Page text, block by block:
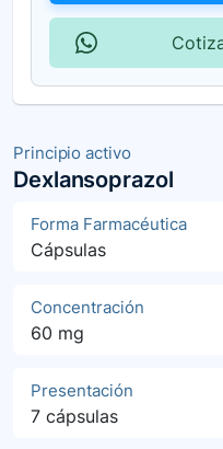
Principio activo
Dexlansoprazol
Forma Farmacéutica
Cápsulas
Concentración
60 mg
Presentación
7 cápsulas